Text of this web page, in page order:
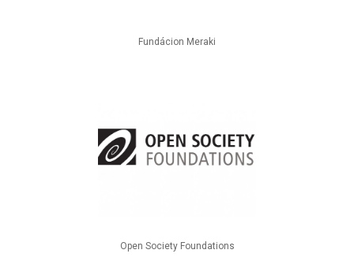
Fundácion Meraki
Open Society Foundations